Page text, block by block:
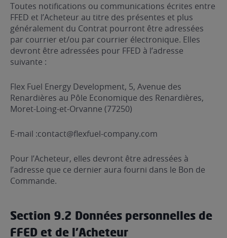
Toutes notifications ou communications écrites entre
FFED et l’Acheteur au titre des présentes et plus
généralement du Contrat pourront être adressées
par courrier et/ou par courrier électronique. Elles
devront être adressées pour FFED à l’adresse
suivante :
Flex Fuel Energy Development, 5, Avenue des
Renardières au Pôle Economique des Renardières,
Moret-Loing-et-Orvanne (77250)
E-mail :contact@flexfuel-company.com
Pour l’Acheteur, elles devront être adressées à
l’adresse que ce dernier aura fourni dans le Bon de
Commande.
Section 9.2 Données personnelles de
FFED et de l’Acheteur